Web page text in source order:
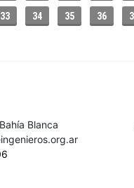
33 34 35 36
Blanca